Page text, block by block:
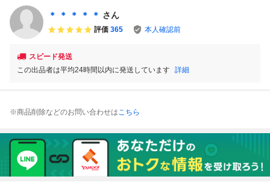
＊ ＊ ＊ ＊ ＊ さん
評価 365 本人確認前
スピード発送
この出品者は平均24時間以内に発送しています 詳細
※商品削除などのお問い合わせはこちら